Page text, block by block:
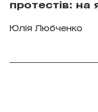
протестів: на
Юлія Любченко